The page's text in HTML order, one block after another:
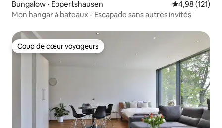
Bungalow ⋅ Eppertshausen Évaluation
4,98 (121)
Mon hangar à bateaux - Escapade sans autres invités
Coup de cœur voyageurs
Coup de cœur voyageurs